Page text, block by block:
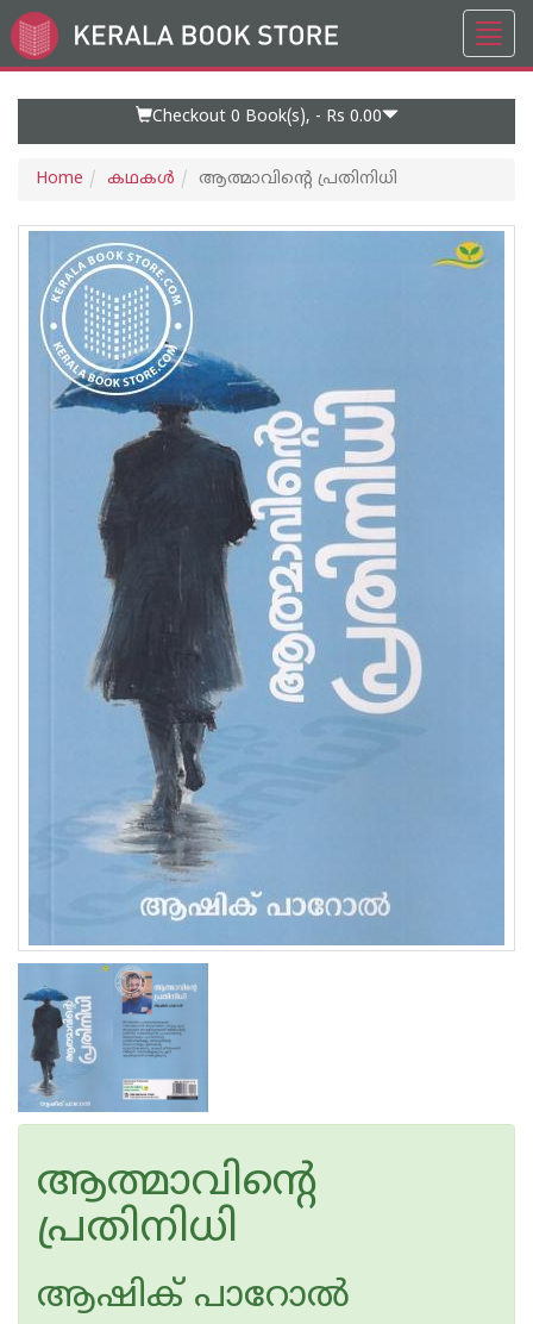
Go
to
Checkout 0 Book(s), - Rs 0.00
Home കഥകള്‍ ആത്മാവിന്റെ പ്രതിനിധി
ആത്മാവിന്റെ
പ്രതിനിധി
ആഷിക് പാറോൽ